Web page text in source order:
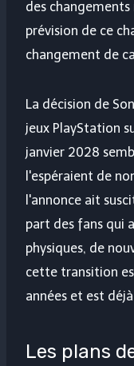
des
prévision de ce
changement de
La décision de
jeux PlayStation
janvier 2028
l'espéraient de
l'annonce ait
part des fans qui
physiques, de
cette transition
années et est
Les plans